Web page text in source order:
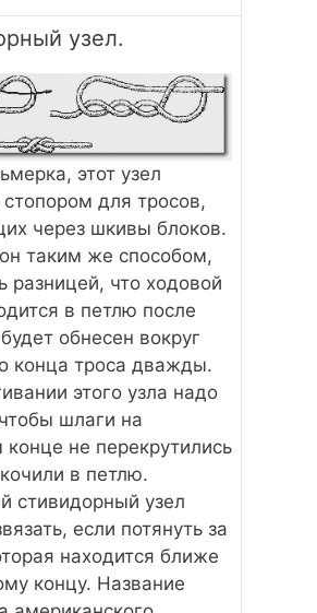
узел.
этот узел
стопором для тросов,
через шкивы блоков.
таким же способом,
разницей, что ходовой
в петлю после
обнесен вокруг
конца троса дважды.
этого узла надо
шлаги на
конце не перекрутились
в петлю.
стивидорный узел
если потянуть за
находится ближе
концу. Название